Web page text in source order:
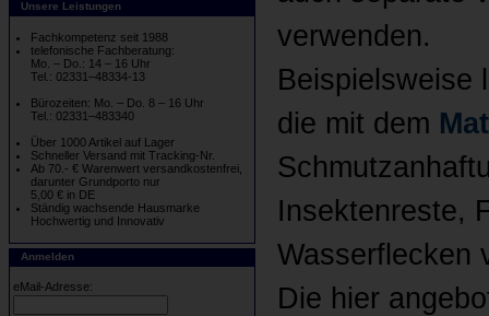
Unsere Leistungen
Fachkompetenz seit 1988
telefonische Fachberatung:
Mo. – Do.: 14 – 16 Uhr
Tel.: 02331–48334-13
Bürozeiten: Mo. – Do. 8 – 16 Uhr
Tel.: 02331–483340
Über 1000 Artikel auf Lager
Schneller Versand mit Tracking-Nr.
Ab 70.- € Warenwert versandkostenfrei,
darunter Grundporto nur
5,00 € in DE
Ständig wachsende Hausmarke
Hochwertig und Innovativ
Anmelden
eMail-Adresse:
verwenden.
Beispielsweise
die mit dem
Insektenreste,
Wasserflecken
Die hier